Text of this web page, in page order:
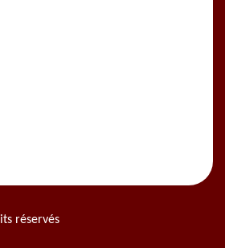
réservés